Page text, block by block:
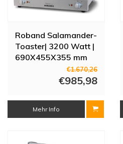
Roband Salamander-
Toaster| 3200 Watt |
690X455X355 mm
€1.670,26
€985,98
Mehr Info